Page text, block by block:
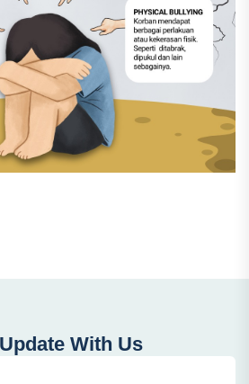
With Us